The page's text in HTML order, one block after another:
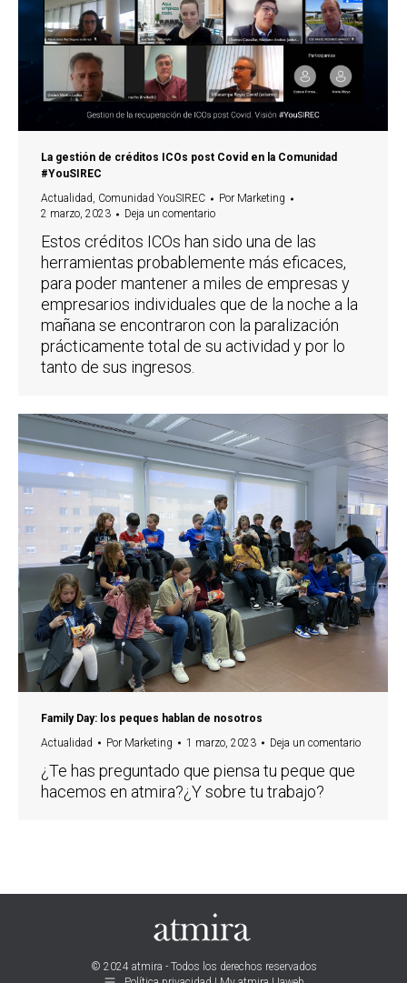
La gestión de créditos ICOs post Covid en la Comunidad
#YouSIREC
Actualidad, Comunidad YouSIREC Por Marketing
2 marzo, 2023
Deja un comentario
Estos créditos ICOs han sido una de las
herramientas probablemente más eficaces,
para poder mantener a miles de empresas y
empresarios individuales que de la noche a la
mañana se encontraron con la paralización
prácticamente total de su actividad y por lo
tanto de sus ingresos.
Family Day: los peques hablan de nosotros
Actualidad
Por Marketing 1 marzo, 2023 Deja un comentario
¿Te has preguntado que piensa tu peque que
hacemos en atmira?¿Y sobre tu trabajo?
© 2024 atmira - Todos los derechos reservados